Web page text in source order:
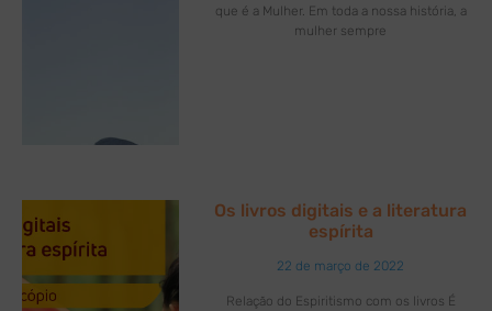
que é a Mulher. Em toda a nossa história, a
mulher sempre
Os livros digitais e a literatura
espírita
22 de março de 2022
Relação do Espiritismo com os livros É